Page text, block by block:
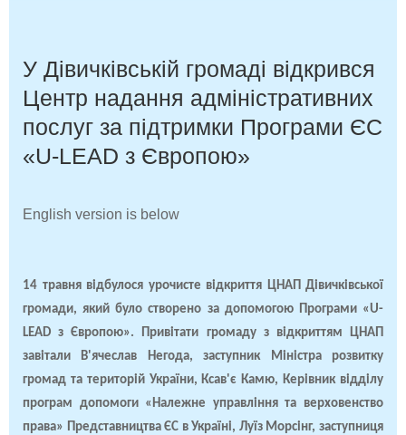
У Дівичківській громаді відкрився
Центр надання адміністративних
послуг за підтримки Програми ЄС
«U-LEAD з Європою»
English version is below
14 травня відбулося урочисте відкриття ЦНАП Дівичківської
громади, який було створено за допомогою Програми «U-
LEAD з Європою».
Привітати громаду з відкриттям ЦНАП
завітали В'ячеслав Негода, заступник Міністра розвитку
громад та територій України, Ксав'є Камю, Керівник відділу
програм допомоги «Належне управління та верховенство
права» Представництва ЄС в Україні, Луїз Морсінг, заступниця